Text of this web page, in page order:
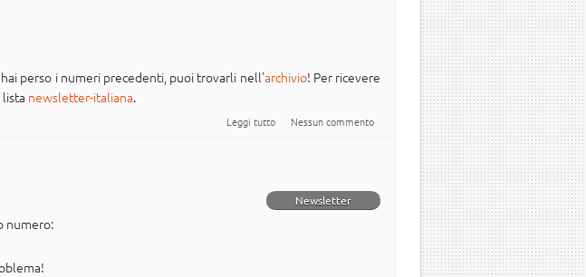
hai perso i numeri precedenti, puoi trovarli nell'archivio! Per ricevere
newsletter-italiana.
Leggi tutto su Newsletter Italiana #Ubuntu - 2025.014
Nessun commento
Newsletter
numero: